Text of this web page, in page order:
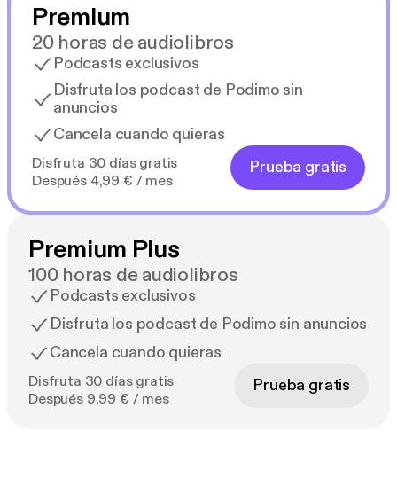
Premium
20 horas de audiolibros
Podcasts exclusivos
Disfruta los podcast de Podimo sin
anuncios
Cancela cuando quieras
Disfruta 30 días gratis
Después 4,99 € / mes
Prueba gratis
Premium Plus
100 horas de audiolibros
Podcasts exclusivos
Disfruta los podcast de Podimo sin anuncios
Cancela cuando quieras
Disfruta 30 días gratis
Después 9,99 € / mes
Prueba gratis